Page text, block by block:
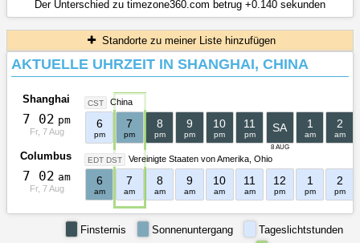
Der Unterschied zu timezone360.com betrug +0.140 sekunden
Standorte zu meiner Liste hinzufügen
AKTUELLE UHRZEIT IN SHANGHAI, CHINA
Shanghai CST China
7 02 pm
Fr, 7 Aug
6
pm
7
pm
8
pm
9
pm
10
pm
11
pm
8 AUG
SA 1
am
2
am
Columbus EDT DST Vereinigte Staaten von Amerika Ohio
7 02 am
Fr, 7 Aug
6
am
7
am
8
am
9
am
10
am
11
am
12
pm
1
pm
2
pm
Tageslichtstunden
Sonnenuntergang
Finsternis